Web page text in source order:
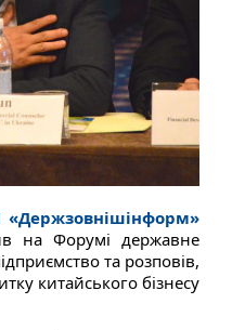
«Держзовнішінформ»
на Форумі державне
та розповів,
китайського бізнесу